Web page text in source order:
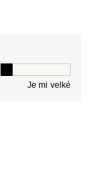
Je mi velké